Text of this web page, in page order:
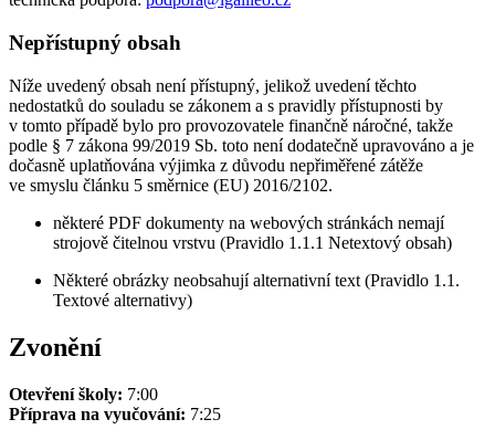
Nepřístupný obsah
Níže uvedený obsah není přístupný, jelikož uvedení těchto
nedostatků do souladu se zákonem a s pravidly přístupnosti by
v tomto případě bylo pro provozovatele finančně náročné, takže
podle § 7 zákona 99/2019 Sb. toto není dodatečně upravováno a je
dočasně uplatňována výjimka z důvodu nepřiměřené zátěže
ve smyslu článku 5 směrnice (EU) 2016/2102.
některé PDF dokumenty na webových stránkách nemají
strojově čitelnou vrstvu (Pravidlo 1.1.1 Netextový obsah)
Některé obrázky neobsahují alternativní text (Pravidlo 1.1.
Textové alternativy)
Zvonění
Otevření školy: 7:00
Příprava na vyučování: 7:25